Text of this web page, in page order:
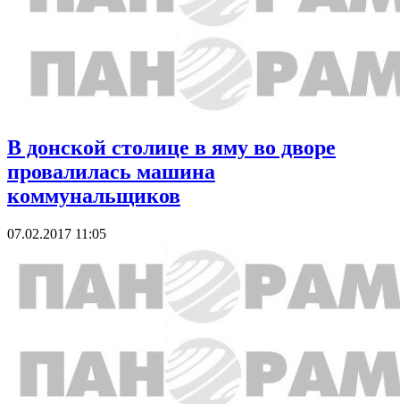
В донской столице в яму во дворе
провалилась машина
коммунальщиков
07.02.2017 11:05